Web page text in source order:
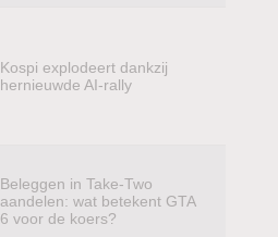
Kospi explodeert dankzij
hernieuwde AI-rally
Beleggen in Take-Two
aandelen: wat betekent GTA
6 voor de koers?